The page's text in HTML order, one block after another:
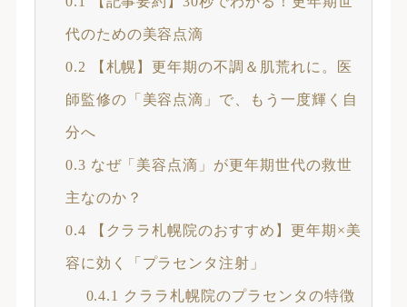
代のための美容点滴
0.2 【札幌】更年期の不調＆肌荒れに。医
師監修の「美容点滴」で、もう一度輝く自
分へ
0.3 なぜ「美容点滴」が更年期世代の救世
主なのか？
0.4 【クララ札幌院のおすすめ】更年期×美
容に効く「プラセンタ注射」
0.4.1 クララ札幌院のプラセンタの特徴